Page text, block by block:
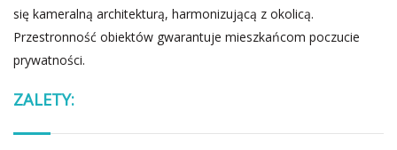
się kameralną architekturą, harmonizującą z okolicą.
Przestronność obiektów gwarantuje mieszkańcom poczucie
prywatności.
ZALETY: